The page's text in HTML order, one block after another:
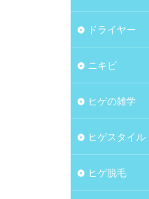
ドライヤー
ニキビ
ヒゲの雑学
ヒゲスタイル
ヒゲ脱毛